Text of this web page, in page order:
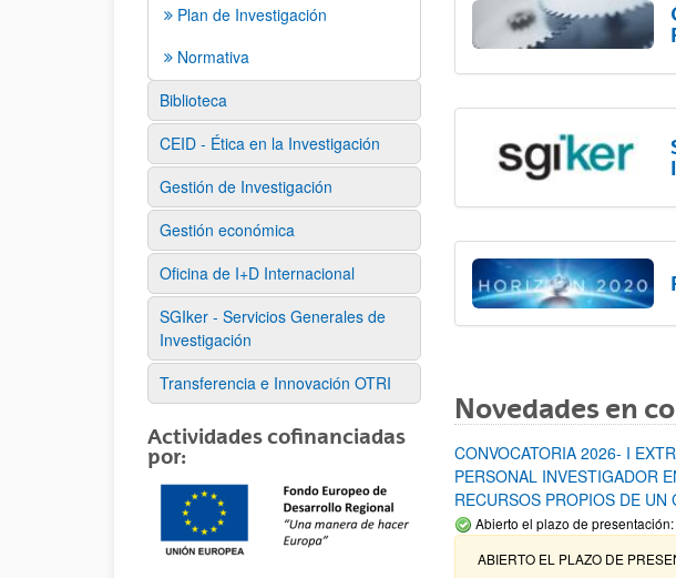
Plan de Investigación
Normativa
Biblioteca
CEID - Ética en la Investigación
Gestión de Investigación
Gestión económica
Oficina de I+D Internacional
SGIker - Servicios Generales de
Investigación
Transferencia e Innovación OTRI
Actividades cofinanciadas
por:
Novedades en
CONVOCATORIA 2026- I
PERSONAL INVESTIGADOR
RECURSOS PROPIOS DE UN
Abierto el plazo de
ABIERTO EL PLAZO DE